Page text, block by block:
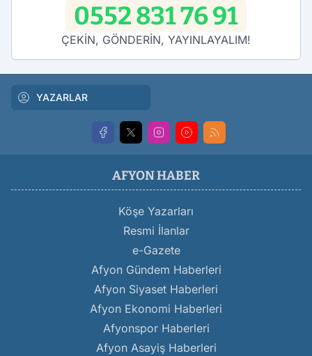
0552 831 76 91
ÇEKİN, GÖNDERİN, YAYINLAYALIM!
YAZARLAR
AFYON HABER
Köşe Yazarları
Resmi İlanlar
e-Gazete
Afyon Gündem Haberleri
Afyon Siyaset Haberleri
Afyon Ekonomi Haberleri
Afyonspor Haberleri
Afyon Asayiş Haberleri